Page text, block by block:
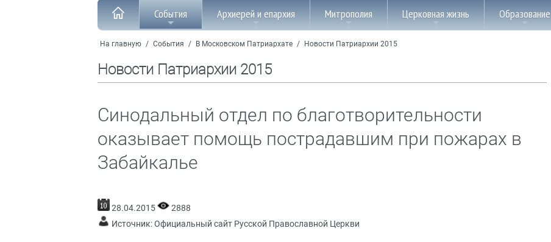
События Архиерей и епархия Митрополия Церковная жизнь Образование
На главную / События / В Московском Патриархате / Новости Патриархии 2015
Новости Патриархии 2015
Синодальный отдел по благотворительности
оказывает помощь пострадавшим при пожарах в
Забайкалье
28.04.2015
2888
Источник:Официальный сайт Русской Православной Церкви